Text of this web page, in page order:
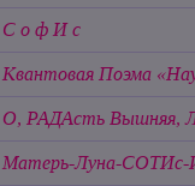
С о ф И с
Квантовая Поэма
О, РАДАсть
Матерь-Луна-СОТИс-